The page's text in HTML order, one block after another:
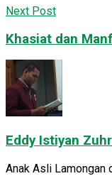
Next Post
Khasiat dan
Eddy Istiyan
Anak Asli Lamongan